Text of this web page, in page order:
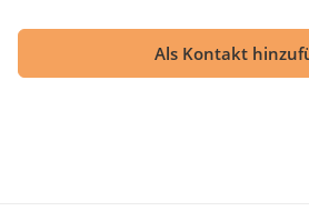
Als Kontakt